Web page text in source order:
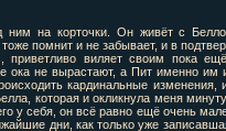
ним на корточки. Он живёт с
помнит и не забывает, и в
приветливо виляет своим пока
ока не вырастают, а Пит именно им
кардинальные изменения,
которая и окликнула меня
у себя, он всё равно ещё очень
дни, как только уже